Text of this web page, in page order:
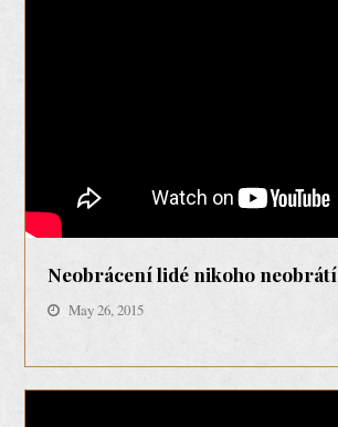
Neobrácení lidé nikoho neobrátí
May 26, 2015